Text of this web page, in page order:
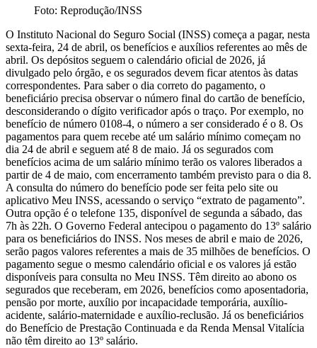
Foto: Reprodução/INSS
O Instituto Nacional do Seguro Social (INSS) começa a pagar, nesta
sexta-feira, 24 de abril, os benefícios e auxílios referentes ao mês de
abril. Os depósitos seguem o calendário oficial de 2026, já
divulgado pelo órgão, e os segurados devem ficar atentos às datas
correspondentes. Para saber o dia correto do pagamento, o
beneficiário precisa observar o número final do cartão de benefício,
desconsiderando o dígito verificador após o traço. Por exemplo, no
benefício de número 0108-4, o número a ser considerado é o 8. Os
pagamentos para quem recebe até um salário mínimo começam no
dia 24 de abril e seguem até 8 de maio. Já os segurados com
benefícios acima de um salário mínimo terão os valores liberados a
partir de 4 de maio, com encerramento também previsto para o dia 8.
A consulta do número do benefício pode ser feita pelo site ou
aplicativo Meu INSS, acessando o serviço “extrato de pagamento”.
Outra opção é o telefone 135, disponível de segunda a sábado, das
7h às 22h. O Governo Federal antecipou o pagamento do 13º salário
para os beneficiários do INSS. Nos meses de abril e maio de 2026,
serão pagos valores referentes a mais de 35 milhões de benefícios. O
pagamento segue o mesmo calendário oficial e os valores já estão
disponíveis para consulta no Meu INSS. Têm direito ao abono os
segurados que receberam, em 2026, benefícios como aposentadoria,
pensão por morte, auxílio por incapacidade temporária, auxílio-
acidente, salário-maternidade e auxílio-reclusão. Já os beneficiários
do Benefício de Prestação Continuada e da Renda Mensal Vitalícia
não têm direito ao 13º salário.